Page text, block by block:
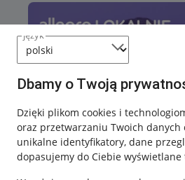
język
Dbamy o Twoją
Dzięki plikom cookies i
oraz przetwarzaniu Twoich danych
unikalne identyfikatory, dane
dopasujemy do Ciebie wyświetlane